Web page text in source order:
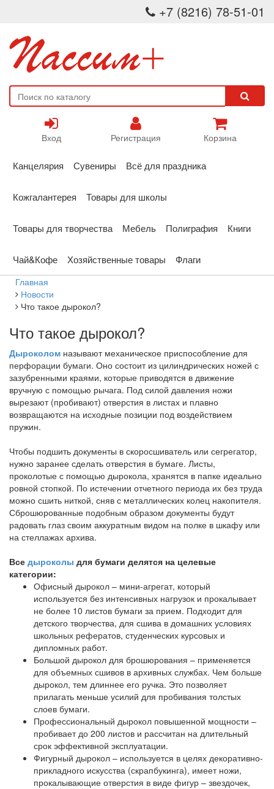
+7 (8216) 78-51-01
Вход Регистрация Корзина
Канцелярия Сувениры Всё для праздника
Кожгалантерея Товары для школы
Товары для творчества Мебель Полиграфия Книги
Чай&Кофе Хозяйственные товары Флаги
Главная
Новости
Что такое дырокол?
Что такое дырокол?
Дыроколом называют механическое приспособление для
перфорации бумаги. Оно состоит из цилиндрических ножей с
зазубренными краями, которые приводятся в движение
вручную с помощью рычага. Под силой давления ножи
вырезают (пробивают) отверстия в листах и плавно
возвращаются на исходные позиции под воздействием
пружин.
Чтобы подшить документы в скоросшиватель или сегрегатор,
нужно заранее сделать отверстия в бумаге. Листы,
проколотые с помощью дырокола, хранятся в папке идеально
ровной стопкой. По истечении отчетного периода их без труда
можно сшить ниткой, сняв с металлических колец накопителя.
Сброшюрованные подобным образом документы будут
радовать глаз своим аккуратным видом на полке в шкафу или
на стеллажах архива.
Все дыроколы для бумаги делятся на целевые
категории:
Офисный дырокол – мини-агрегат, который
используется без интенсивных нагрузок и прокалывает
не более 10 листов бумаги за прием. Подходит для
детского творчества, для сшива в домашних условиях
школьных рефератов, студенческих курсовых и
дипломных работ.
Большой дырокол для брошюрования – применяется
для объемных сшивов в архивных службах. Чем больше
дырокол, тем длиннее его ручка. Это позволяет
прилагать меньше усилий для пробивания толстых
слоев бумаги.
Профессиональный дырокол повышенной мощности –
пробивает до 200 листов и рассчитан на длительный
срок эффективной эксплуатации.
Фигурный дырокол – используется в целях декоративно-
прикладного искусства (скрапбукинга), имеет ножи,
прокалывающие отверстия в виде фигур – звездочек,